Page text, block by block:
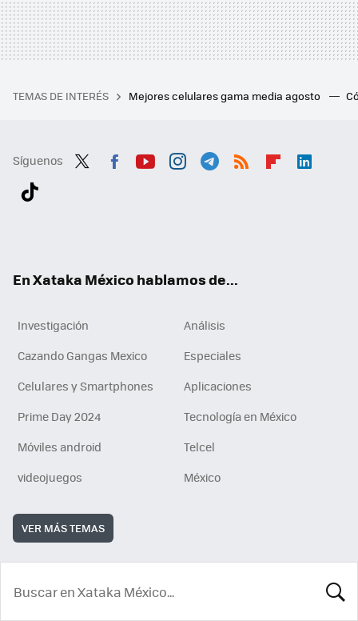
TEMAS DE INTERÉS Mejores celulares gama media agosto
Síguenos
En Xataka México hablamos de...
Investigación
Análisis
Cazando Gangas Mexico
Especiales
Celulares y Smartphones
Aplicaciones
Prime Day 2024
Tecnología en México
Móviles android
Telcel
videojuegos
México
VER MÁS TEMAS